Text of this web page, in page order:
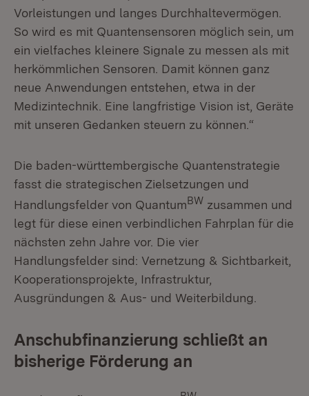
Vorleistungen und langes Durchhaltevermögen.
So wird es mit Quantensensoren möglich sein, um
ein vielfaches kleinere Signale zu messen als mit
herkömmlichen Sensoren. Damit können ganz
neue Anwendungen entstehen, etwa in der
Medizintechnik. Eine langfristige Vision ist, Geräte
mit unseren Gedanken steuern zu können.“
Die baden-württembergische Quantenstrategie
fasst die strategischen Zielsetzungen und
Handlungsfelder von QuantumBW zusammen und
legt für diese einen verbindlichen Fahrplan für die
nächsten zehn Jahre vor. Die vier
Handlungsfelder sind: Vernetzung & Sichtbarkeit,
Kooperationsprojekte, Infrastruktur,
Ausgründungen & Aus- und Weiterbildung.
Anschubfinanzierung schließt an
bisherige Förderung an